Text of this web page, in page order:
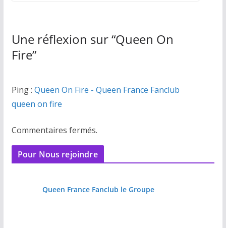
Une réflexion sur “Queen On
Fire”
Ping : Queen On Fire - Queen France Fanclub
queen on fire
Commentaires fermés.
Pour Nous rejoindre
Queen France Fanclub le Groupe